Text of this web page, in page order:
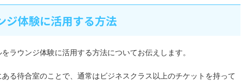
ジ体験に活用する方法
ラウンジ体験に活用する方法についてお伝えします。
る待合室のことで、通常はビジネスクラス以上のチケットを持って